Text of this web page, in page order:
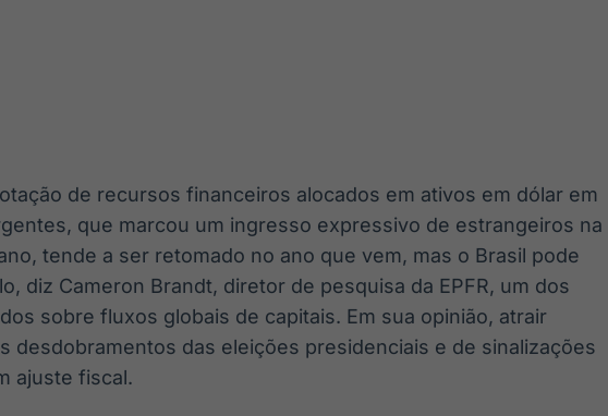
de recursos financeiros alocados em ativos em dólar em
que marcou um ingresso expressivo de estrangeiros na
tende a ser retomado no ano que vem, mas o Brasil pode
diz Cameron Brandt, diretor de pesquisa da EPFR, um dos
sobre fluxos globais de capitais. Em sua opinião, atrair
desdobramentos das eleições presidenciais e de sinalizações
ajuste fiscal.